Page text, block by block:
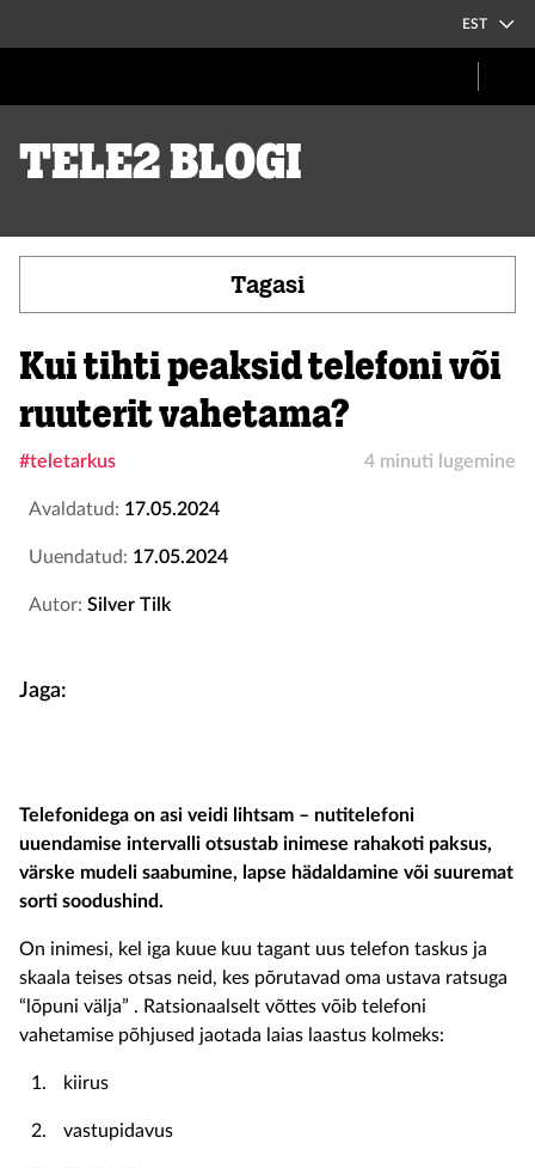
EST
Tele2 blogi
Tagasi
Kui tihti peaksid telefoni või
ruuterit vahetama?
#teletarkus 4 minuti lugemine
Avaldatud: 17.05.2024
Uuendatud: 17.05.2024
Autor: Silver Tilk
Jaga:
Telefonidega on asi veidi lihtsam – nutitelefoni
uuendamise intervalli otsustab inimese rahakoti paksus,
värske mudeli saabumine, lapse hädaldamine või suuremat
sorti soodushind.
On inimesi, kel iga kuue kuu tagant uus telefon taskus ja
skaala teises otsas neid, kes põrutavad oma ustava ratsuga
“lõpuni välja” . Ratsionaalselt võttes võib telefoni
vahetamise põhjused jaotada laias laastus kolmeks:
kiirus
vastupidavus